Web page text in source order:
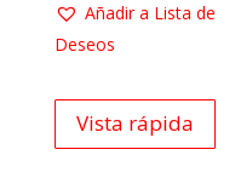
Añadir a Lista de
Deseos
Vista rápida